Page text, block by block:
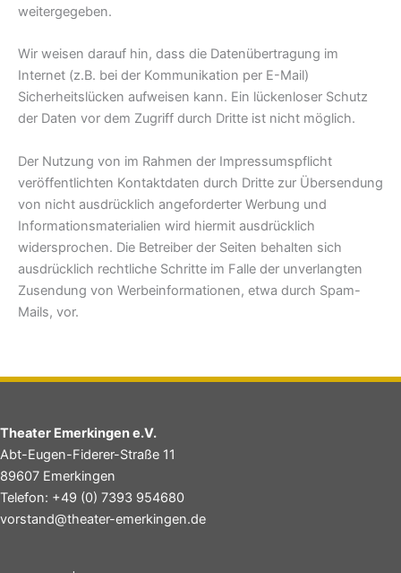
weitergegeben.
Wir weisen darauf hin, dass die Datenübertragung im
Internet (z.B. bei der Kommunikation per E-Mail)
Sicherheitslücken aufweisen kann. Ein lückenloser Schutz
der Daten vor dem Zugriff durch Dritte ist nicht möglich.
Der Nutzung von im Rahmen der Impressumspflicht
veröffentlichten Kontaktdaten durch Dritte zur Übersendung
von nicht ausdrücklich angeforderter Werbung und
Informationsmaterialien wird hiermit ausdrücklich
widersprochen. Die Betreiber der Seiten behalten sich
ausdrücklich rechtliche Schritte im Falle der unverlangten
Zusendung von Werbeinformationen, etwa durch Spam-
Mails, vor.
Theater Emerkingen e.V.
Abt-Eugen-Fiderer-Straße 11
89607 Emerkingen
Telefon: +49 (0) 7393 954680
vorstand@theater-emerkingen.de